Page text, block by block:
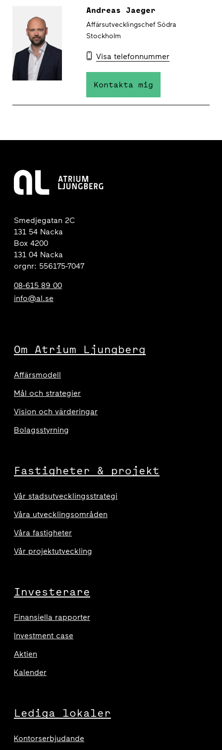
Andreas Jaeger
Affärsutvecklingschef Södra
Stockholm
Visa telefonnummer
Kontakta mig
Smedjegatan 2C
131 54 Nacka
Box 4200
131 04 Nacka
orgnr: 556175-7047
08-615 89 00
info@al.se
Om Atrium Ljungberg
Affärsmodell
Mål och strategier
Vision och värderingar
Bolagsstyrning
Fastigheter & projekt
Vår stadsutvecklingsstrategi
Våra utvecklingsområden
Våra fastigheter
Vår projektutveckling
Investerare
Finansiella rapporter
Investment case
Aktien
Kalender
Lediga lokaler
Kontorserbjudande